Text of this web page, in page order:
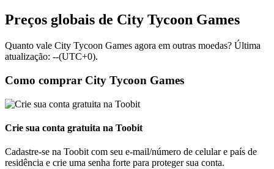
Preços globais de City Tycoon Games
Quanto vale City Tycoon Games agora em outras moedas? Última
atualização: --(UTC+0).
Como comprar City Tycoon Games
Crie sua conta gratuita na Toobit
Cadastre-se na Toobit com seu e-mail/número de celular e país de
residência e crie uma senha forte para proteger sua conta.